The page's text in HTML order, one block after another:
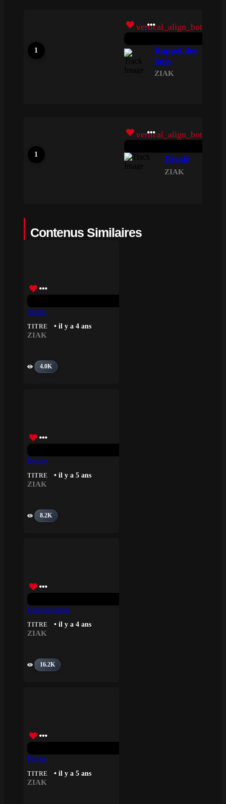
vertical_align_bottom
Rappel des
faits
ZIAK
vertical_align_bottom
Désolé
ZIAK
Contenus Similaires
Seinen
TITRE • il y a 4 ans
ZIAK
4.0K
Espace
TITRE • il y a 5 ans
ZIAK
8.2K
Démonstration
TITRE • il y a 4 ans
ZIAK
16.2K
Flocko
TITRE • il y a 5 ans
ZIAK